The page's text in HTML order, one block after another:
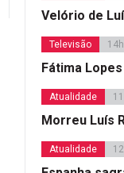
Velório de
Televisão
Fátima
Atualidade
Morreu Luís
Atualidade